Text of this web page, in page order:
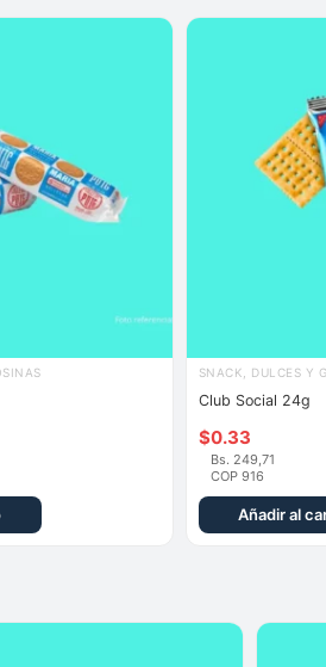
SNACK, DULCES Y
Club Social 24g
$0.33
Bs. 249,71
COP 916
Añadir al